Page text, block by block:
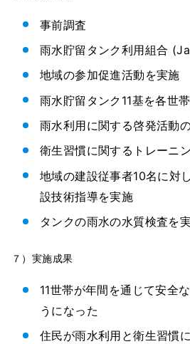
事前調査
雨水貯留タンク利用組合
地域の参加促進活動を実施
雨水貯留タンク11基を各世
雨水利用に関する啓発活動
衛生習慣に関するトレーニ
地域の建設従事者10名に対
設技術指導を実施
タンクの雨水の水質検査を
７）実施成果
11世帯が年間を通じて安全
うになった
住民が雨水利用と衛生習慣